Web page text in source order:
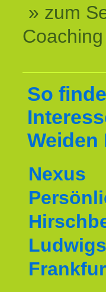
» zum
So
Weiden